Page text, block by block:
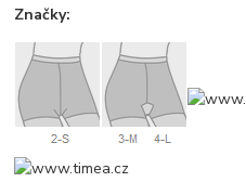
Značky: